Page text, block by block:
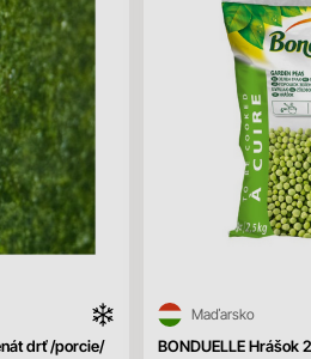
drť /porcie/
BONDUELLE Hrášok
Maďarsko